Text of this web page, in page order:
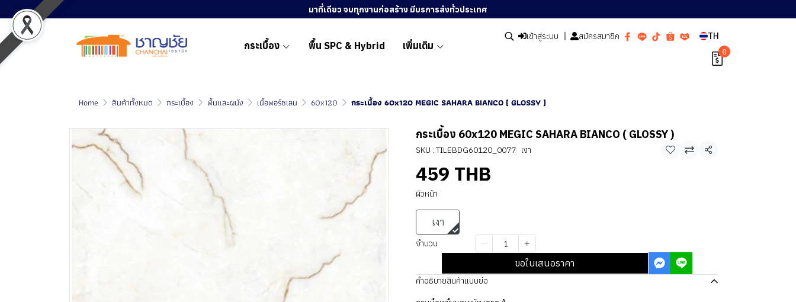
มาที่เดียว จบทุกงานก่อสร้าง มีบรการส่งทั่วประเทศ
กระเบื้อง พื้น SPC & Hybrid เพิ่มเติม
เข้าสู่ระบบ สมัครสมาชิก TH
0
Home สินค้าทั้งหมด กระเบื้อง พื้นและผนัง เนื้อพอร์ซเลน 60x120 กระเบื้อง 60x120 MEGIC SAHARA BIANCO ( GLOSSY )
กระเบื้อง 60x120 MEGIC SAHARA BIANCO ( GLOSSY )
SKU : TILEBDG60120_0077 เงา แชร์
459 THB
ผิวหน้า
เงา
จำนวน
ขอใบเสนอราคา
คำอธิบายสินค้าแบบย่อ